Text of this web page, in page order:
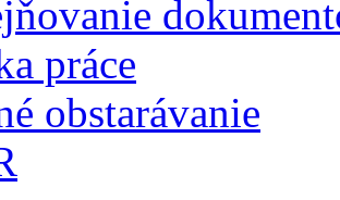
práce
obstarávanie